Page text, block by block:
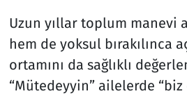
Uzun yıllar toplum manevi
hem de yoksul bırakılınca
ortamını da sağlıklı
“Mütedeyyin” ailelerde